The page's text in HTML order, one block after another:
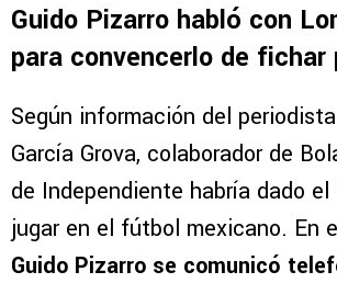
Guido Pizarro habló con
para convencerlo de fichar
Según información del
García Grova, colaborador de
de Independiente habría dado el
jugar en el fútbol mexicano. En
Guido Pizarro se comunicó